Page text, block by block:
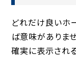
どれだけ良いホ
ば意味がありま
確実に表示され